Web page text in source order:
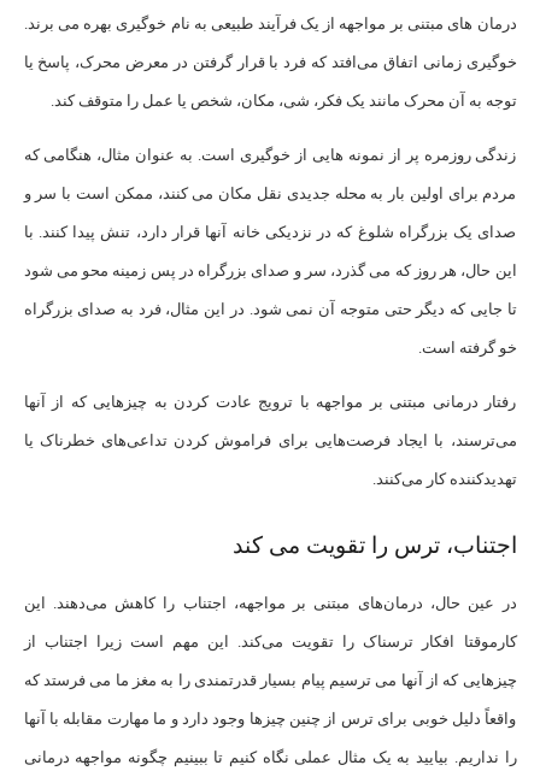
درمان های مبتنی بر مواجهه از یک فرآیند طبیعی به نام خوگیری بهره می برند.
خوگیری زمانی اتفاق می‌افتد که فرد با قرار گرفتن در معرض محرک، پاسخ یا
توجه به آن محرک مانند یک فکر، شی، مکان، شخص یا عمل را متوقف کند.
زندگی روزمره پر از نمونه هایی از خوگیری است. به عنوان مثال، هنگامی که
مردم برای اولین بار به محله جدیدی نقل مکان می کنند، ممکن است با سر و
صدای یک بزرگراه شلوغ که در نزدیکی خانه آنها قرار دارد، تنش پیدا کنند. با
این حال، هر روز که می گذرد، سر و صدای بزرگراه در پس زمینه محو می شود
تا جایی که دیگر حتی متوجه آن نمی شود. در این مثال، فرد به صدای بزرگراه
خو گرفته است.
رفتار درمانی مبتنی بر مواجهه با ترویج عادت کردن به چیزهایی که از آنها
می‌ترسند، با ایجاد فرصت‌هایی برای فراموش کردن تداعی‌های خطرناک یا
تهدیدکننده کار می‌کنند.
اجتناب، ترس را تقویت می کند
در عین حال، درمان‌های مبتنی بر مواجهه، اجتناب را کاهش می‌دهند. این
کارموقتا افکار ترسناک را تقویت می‌کند. این مهم است زیرا اجتناب از
چیزهایی که از آنها می ترسیم پیام بسیار قدرتمندی را به مغز ما می فرستد که
واقعاً دلیل خوبی برای ترس از چنین چیزها وجود دارد و ما مهارت مقابله با آنها
را نداریم. بیایید به یک مثال عملی نگاه کنیم تا ببینیم چگونه مواجهه درمانی